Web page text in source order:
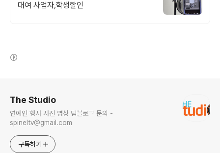
대여 사업자,학생할인
The Studio
연예인 행사 사진 영상 팀블로그 문의 -
spineltv@gmail.com
구독하기